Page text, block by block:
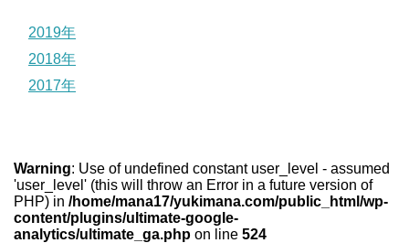
2019年
2018年
2017年
Warning: Use of undefined constant user_level - assumed
'user_level' (this will throw an Error in a future version of
PHP) in /home/mana17/yukimana.com/public_html/wp-
content/plugins/ultimate-google-
analytics/ultimate_ga.php on line 524